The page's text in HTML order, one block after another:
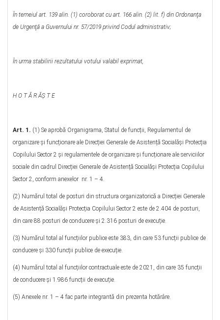
În temeiul art. 139 alin. (1) coroborat cu art. 166 alin. (2) lit. f) din Ordonanţa
de Urgenţă a Guvernului nr. 57/2019 privind Codul administrativ;
În urma stabilirii rezultatului votului valabil exprimat,
H O T Ă R ĂŞ T E
Art. 1. (1) Se aprobă Organigrama, Statul de funcții, Regulamentul de
organizare și funcționare ale Direcției Generale de Asistență Socialăși Protecția
Copilului Sector 2 și regulamentele de organizare și funcționare ale serviciilor
sociale din cadrul Direcției Generale de Asistență Socialăși Protecția Copilului
Sector 2, conform anexelor nr. 1 – 4.
(2) Numărul total de posturi din structura organizatorică a Direcției Generale
de Asistență Socialăși Protecția Copilului Sector 2 este de 2.404 de posturi,
din care 88 posturi de conducere și 2.316 posturi de execuție.
(3) Numărul total al funcțiilor publice este 383, din care 53 funcții publice de
conducere și 330 funcții publice de execuție.
(4) Numărul total al funcțiilor contractuale este de 2021, din care 35 funcții
de conducere și 1.986 funcții de execuție.
(5) Anexele nr. 1 – 4 fac parte integrantă din prezenta hotărâre.